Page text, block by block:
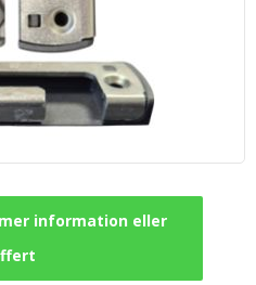
information eller